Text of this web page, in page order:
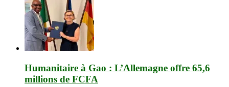
Humanitaire à Gao : L’Allemagne offre 65,6
millions de FCFA